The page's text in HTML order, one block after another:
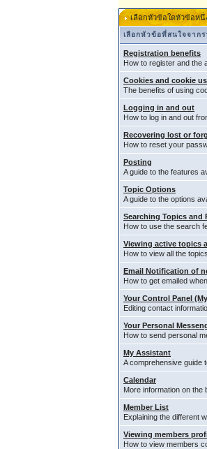
เลือกหัวข้อใดหัวข้อหนึ่
เลือกหัวข้อที่สนใจจาก
Registration benefits
How to register and the
Cookies and cookie
The benefits of using
Logging in and out
How to log in and out
Recovering lost or
How to reset your
Posting
A guide to the features
Topic Options
A guide to the options
Searching Topics and
How to use the search
Viewing active topics
How to view all the
Email Notification of
How to get emailed
Your Control Panel
Editing contact
Your Personal
How to send personal
My Assistant
A comprehensive guide
Calendar
More information on the
Member List
Explaining the different
Viewing members
How to view members